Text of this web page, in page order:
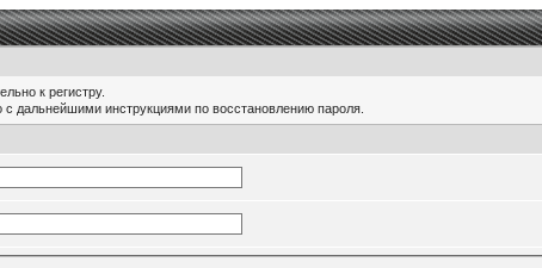
к регистру.
дальнейшими инструкциями по восстановлению пароля.